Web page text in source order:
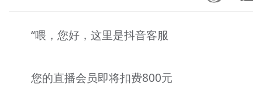
文明培育
榜样人物
“喂，您好，这里是抖音客服
您的直播会员即将扣费800元